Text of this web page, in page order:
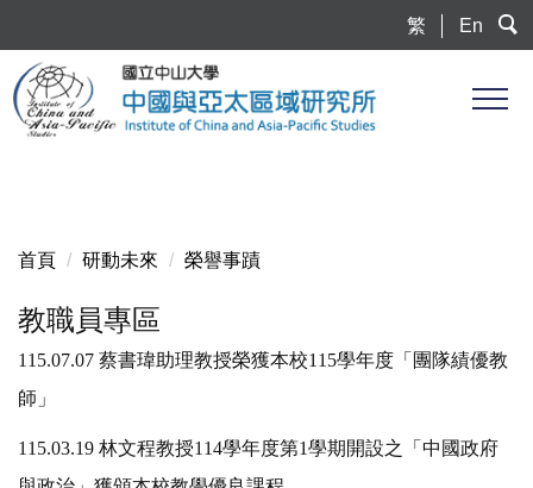
到
主
要
內
繁 En
首頁 研動未來 榮譽事蹟
教職員專區
115.07.07 蔡書瑋助理教授榮獲本校115學年度「團隊績優教
師」
115.03.19 林文程教授114學年度第1學期開設之「中國政府